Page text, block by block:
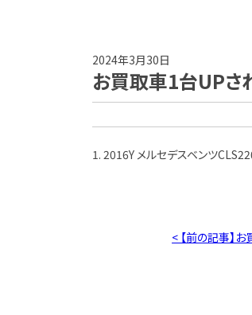
2024年3月30日
お買取車1台UPさ
1. 2016Y メルセデスベンツ
< 【前の記事】